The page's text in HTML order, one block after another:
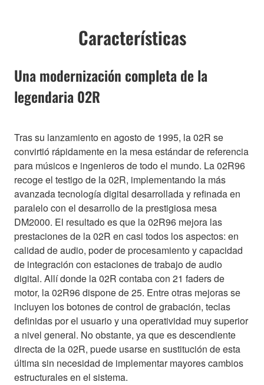
Características
Una modernización completa de la
legendaria 02R
Tras su lanzamiento en agosto de 1995, la 02R se
convirtió rápidamente en la mesa estándar de referencia
para músicos e ingenieros de todo el mundo. La 02R96
recoge el testigo de la 02R, implementando la más
avanzada tecnología digital desarrollada y refinada en
paralelo con el desarrollo de la prestigiosa mesa
DM2000. El resultado es que la 02R96 mejora las
prestaciones de la 02R en casi todos los aspectos: en
calidad de audio, poder de procesamiento y capacidad
de integración con estaciones de trabajo de audio
digital. Allí donde la 02R contaba con 21 faders de
motor, la 02R96 dispone de 25. Entre otras mejoras se
incluyen los botones de control de grabación, teclas
definidas por el usuario y una operatividad muy superior
a nivel general. No obstante, ya que es descendiente
directa de la 02R, puede usarse en sustitución de esta
última sin necesidad de implementar mayores cambios
estructurales en el sistema.